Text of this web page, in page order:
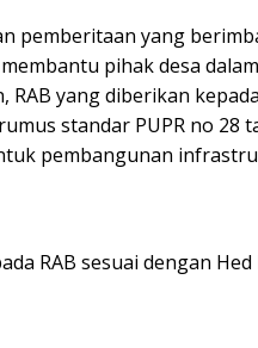
pemberitaan yang
pihak desa
RAB yang diberikan
standar PUPR no 28
pembangunan
RAB sesuai dengan